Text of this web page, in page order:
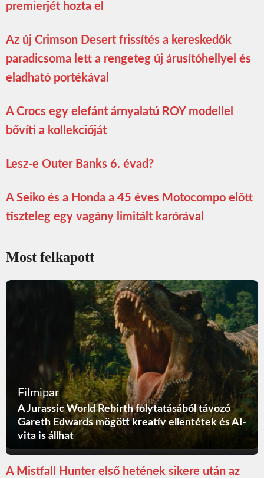
premierjét hozta el
Az új Crimson Desert frissítés a kereskedők
paradicsoma lett a rengeteg új árusítóhellyel és
eladható portékával
A Crocs egy elefánt árnyalatú ROY modellel
bővíti a kollekcióját
Lesz-e Outer Banks 6. évad?
A Seiko és a Honda a 45 éves Motocompo előtt
tiszteleg egy vagány limitált karórával
Most felkapott
Filmipar
A Jurassic World Rebirth folytatásából távozó
Gareth Edwards mögött kreatív ellentétek és AI-
vita is állhat
A Mistfall Hunter első hetének sikere után az